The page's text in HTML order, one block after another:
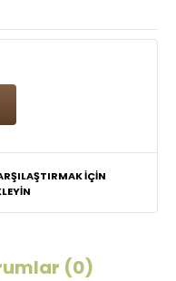
IÇIN
(0)